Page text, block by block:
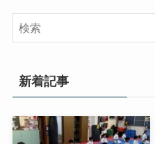
新着記事